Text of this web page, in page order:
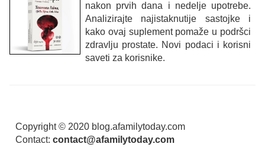
nakon prvih dana i nedelje upotrebe.
Analizirajte najistaknutije sastojke i
kako ovaj suplement pomaže u podršci
zdravlju prostate. Novi podaci i korisni
saveti za korisnike.
Copyright © 2020 blog.afamilytoday.com
Contact: contact@afamilytoday.com